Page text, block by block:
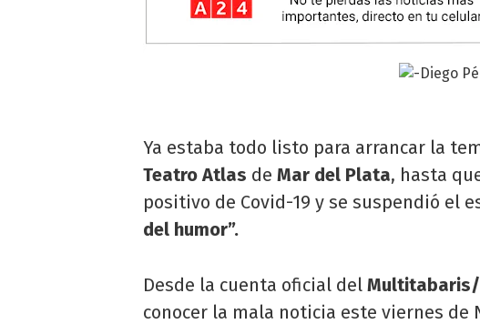
Ya estaba todo listo para arrancar la
Teatro Atlas de Mar del Plata, hasta
positivo de Covid-19 y se suspendió el
del humor”.
Desde la cuenta oficial del
conocer la mala noticia este viernes de